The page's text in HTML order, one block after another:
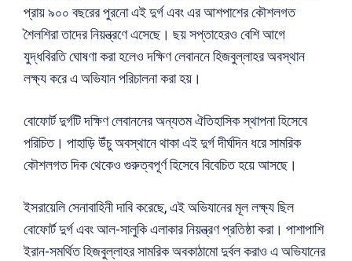
প্রায় ৯০০ বছরের পুরনো এই দুর্গ এবং এর আশপাশের কৌশলগত
শৈলশিরা তাদের নিয়ন্ত্রণে এসেছে। ছয় সপ্তাহেরও বেশি আগে
যুদ্ধবিরতি ঘোষণা করা হলেও দক্ষিণ লেবাননে হিজবুল্লাহর অবস্থান
লক্ষ্য করে এ অভিযান পরিচালনা করা হয়।
বোফোর্ট দুর্গটি দক্ষিণ লেবাননের অন্যতম ঐতিহাসিক স্থাপনা হিসেবে
পরিচিত। পাহাড়ি উঁচু অবস্থানে থাকা এই দুর্গ দীর্ঘদিন ধরে সামরিক
কৌশলগত দিক থেকেও গুরুত্বপূর্ণ হিসেবে বিবেচিত হয়ে আসছে।
ইসরায়েলি সেনাবাহিনী দাবি করেছে, এই অভিযানের মূল লক্ষ্য ছিল
বোফোর্ট দুর্গ এবং আল-সালুকি এলাকার নিয়ন্ত্রণ প্রতিষ্ঠা করা। পাশাপাশি
ইরান-সমর্থিত হিজবুল্লাহর সামরিক অবকাঠামো দুর্বল করাও এ অভিযানের